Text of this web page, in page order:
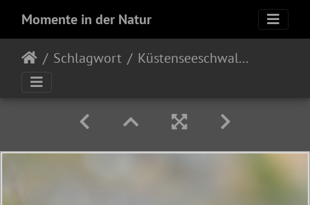
Momente in der Natur
Schlagwort Küstenseeschwalbe (Sterna paradisaea)